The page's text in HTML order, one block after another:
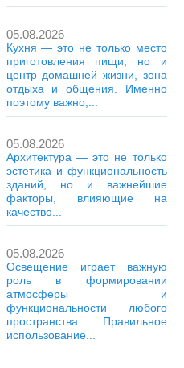
05.08.2026
Кухня — это не только место
приготовления пищи, но и
центр домашней жизни, зона
отдыха и общения. Именно
поэтому важно,...
05.08.2026
Архитектура — это не только
эстетика и функциональность
зданий, но и важнейшие
факторы, влияющие на
качество...
05.08.2026
Освещение играет важную
роль в формировании
атмосферы и
функциональности любого
пространства. Правильное
использование...